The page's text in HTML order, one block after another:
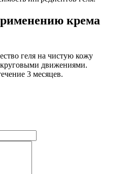
крема
геля на чистую кожу
движениями.
3 месяцев.